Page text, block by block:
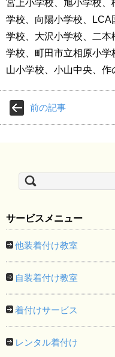
宮上小学校、旭小学校
学校、向陽小学校、
学校、大沢小学校、二
学校、町田市立相原小
山小学校、小山中央、
前の記事
索:
サービスメニュー
他装着付け教室
自装着付け教室
着付けサービス
レンタル着付け